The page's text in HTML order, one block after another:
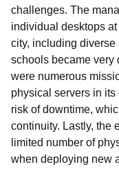
challenges. The
individual desktops
city, including
schools became very
were numerous
physical servers in
risk of downtime,
continuity. Lastly, the
limited number of
when deploying new